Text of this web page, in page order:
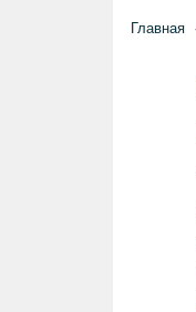
Главная